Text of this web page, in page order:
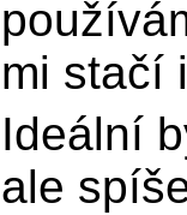
mi stačí
Ideální
ale